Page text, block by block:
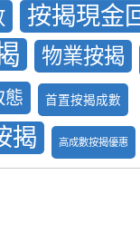
按揭現金
物業按揭
態 首置按揭成數
揭 高成數按揭優惠